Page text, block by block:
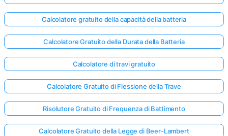
Prima
Calcolatore gratuito della capacità della batteria
Calcolatore Gratuito della Durata della Batteria
Calcolatore di travi gratuito
Calcolatore Gratuito di Flessione della Trave
Risolutore Gratuito di Frequenza di Battimento
Calcolatore Gratuito della Legge di Beer-Lambert